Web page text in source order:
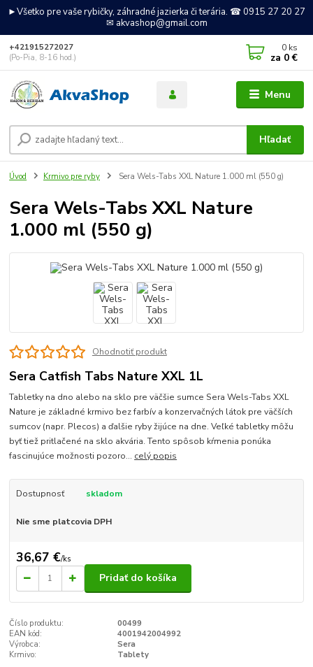
►Všetko pre vaše rybičky, záhradné jazierka či terária. ☎ 0915 27 20 27
✉ akvashop@gmail.com
Menu
Hľadať
+421915272027
(Po-Pia, 8-16 hod.)
0 ks
za 0 €
Úvod Krmivo pre ryby Sera Wels-Tabs XXL Nature 1.000 ml (550 g)
Sera Wels-Tabs XXL Nature
1.000 ml (550 g)
Ohodnotiť produkt
Sera Catfish Tabs Nature XXL 1L
Tabletky na dno alebo na sklo pre väčšie sumce Sera Wels-Tabs XXL
Nature je základné krmivo bez farbív a konzervačných látok pre väčších
sumcov (napr. Plecos) a ďalšie ryby žijúce na dne. Veľké tabletky môžu
byť tiež pritlačené na sklo akvária. Tento spôsob kŕmenia ponúka
fascinujúce možnosti pozoro... celý popis
Dostupnosť skladom
Nie sme platcovia DPH
36,67 €/ks
Pridať do košíka
Číslo produktu:
00499
EAN kód:
4001942004992
Výrobca:
Sera
Krmivo:
Tablety